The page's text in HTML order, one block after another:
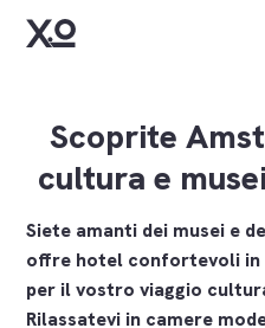
Scoprite
cultura e
Siete amanti dei musei e
offre hotel confortevoli
per il vostro viaggio
Rilassatevi in camere